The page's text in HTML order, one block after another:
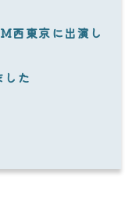
東京に出演し
した